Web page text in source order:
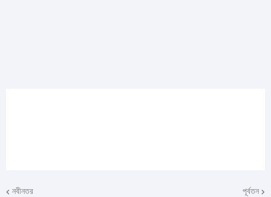
নবীনতর পূর্বতন